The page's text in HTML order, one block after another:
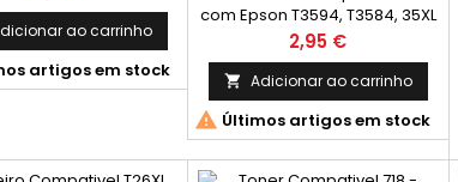
até 5% de cobertura
uma Folha A4)
ao carrinho
artigos em stock
com Epson T3594, T3584, 35XL
Amarelo C13T35944010,
C13T35844010 Capacidade:
1.900k
Preço
2,95 €
 Adicionar ao carrinho
 Últimos artigos em stock